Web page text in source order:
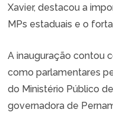
Xavier, destacou a
MPs estaduais e o
A inauguração contou
como parlamentares
do Ministério Público
governadora de